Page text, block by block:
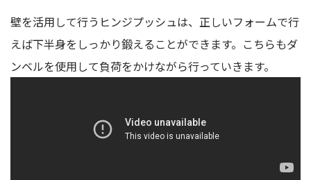
壁を活用して行うヒンジプッシュは、正しいフォームで行
えば下半身をしっかり鍛えることができます。こちらもダ
ンベルを使用して負荷をかけながら行っていきます。